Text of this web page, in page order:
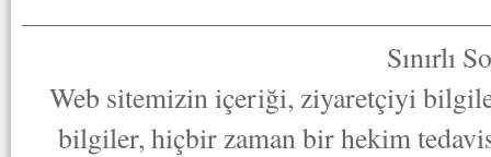
Sınırlı
Web sitemizin içeriği, ziyaretçiyi
bilgiler, hiçbir zaman bir hekim